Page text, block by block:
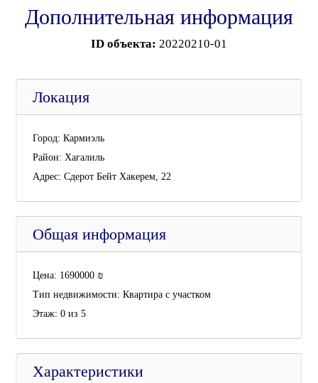
Дополнительная информация
ID объекта: 20220210-01
Локация
Город: Кармиэль
Район: Хагалиль
Адрес: Сдерот Бейт Хакерем, 22
Общая информация
Цена: 1690000 ₪
Тип недвижимости: Квартира с участком
Этаж: 0 из 5
Характеристики